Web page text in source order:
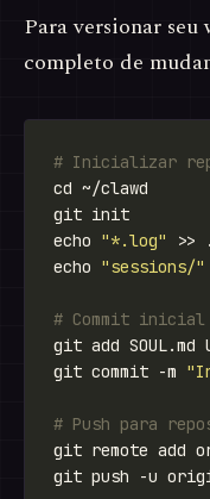
Para versionar
completo de
# Inicializar
echo "*.log"
echo "sessions/"
# Commit inicial
git commit -m
# Push para
git remote add